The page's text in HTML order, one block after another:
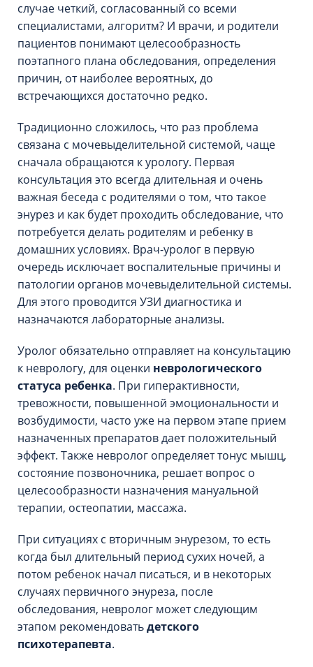
случае четкий, согласованный со всеми
специалистами, алгоритм? И врачи, и родители
пациентов понимают целесообразность
поэтапного плана обследования, определения
причин, от наиболее вероятных, до
встречающихся достаточно редко.
Традиционно сложилось, что раз проблема
связана с мочевыделительной системой, чаще
сначала обращаются к урологу. Первая
консультация это всегда длительная и очень
важная беседа с родителями о том, что такое
энурез и как будет проходить обследование, что
потребуется делать родителям и ребенку в
домашних условиях. Врач-уролог в первую
очередь исключает воспалительные причины и
патологии органов мочевыделительной системы.
Для этого проводится УЗИ диагностика и
назначаются лабораторные анализы.
Уролог обязательно отправляет на консультацию
к неврологу, для оценки неврологического
статуса ребенка. При гиперактивности,
тревожности, повышенной эмоциональности и
возбудимости, часто уже на первом этапе прием
назначенных препаратов дает положительный
эффект. Также невролог определяет тонус мышц,
состояние позвоночника, решает вопрос о
целесообразности назначения мануальной
терапии, остеопатии, массажа.
При ситуациях с вторичным энурезом, то есть
когда был длительный период сухих ночей, а
потом ребенок начал писаться, и в некоторых
случаях первичного энуреза, после
обследования, невролог может следующим
этапом рекомендоватьдетского
психотерапевта.